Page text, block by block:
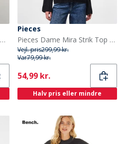
MCS Herre Eli Strik Sweater Dark Sapphire
Pieces
Pieces Dame Mira Strik Top Sort
Vejl. pris299,99 kr.
Var79,99 kr.
Current
54,99 kr.
Halv pris eller mindre